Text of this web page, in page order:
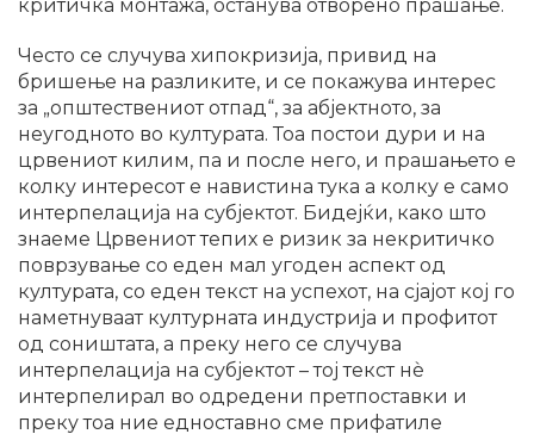
критичка монтажа, останува отворено прашање.
Често се случува хипокризија, привид на
бришење на разликите, и се покажува интерес
за „општествениот отпад“, за абјектното, за
неугодното во културата. Тоа постои дури и на
црвениот килим, па и после него, и прашањето е
колку интересот е навистина тука а колку е само
интерпелација на субјектот. Бидејќи, како што
знаеме Црвениот тепих е ризик за некритичко
поврзување со еден мал угоден аспект од
културата, со еден текст на успехот, на сјајот кој го
наметнуваат културната индустрија и профитот
од соништата, а преку него се случува
интерпелација на субјектот – тој текст нѐ
интерпелирал во одредени претпоставки и
преку тоа ние едноставно сме прифатиле